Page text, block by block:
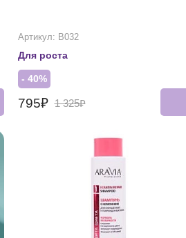
Артикул: В032
Для роста
- 40%
795₽ 1 325₽